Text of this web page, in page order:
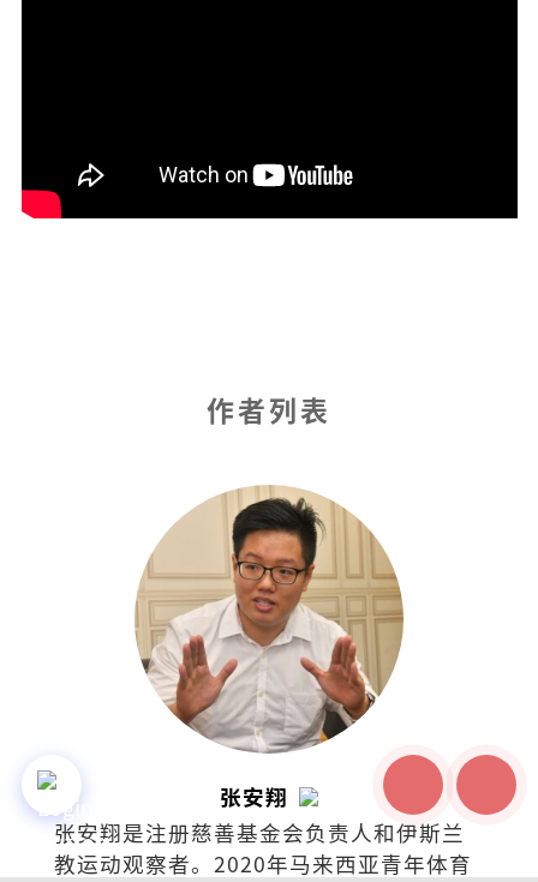
作者列表
张安翔
张安翔是注册慈善基金会负责人和伊斯兰
教运动观察者。2020年马来西亚青年体育